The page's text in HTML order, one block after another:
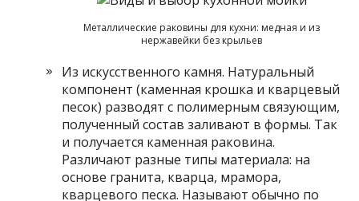
Металлические раковины для кухни: медная и из
нержавейки без крыльев
Из искусственного камня. Натуральный
компонент (каменная крошка и кварцевый
песок) разводят с полимерным связующим,
полученный состав заливают в формы. Так
и получается каменная раковина.
Различают разные типы материала: на
основе гранита, кварца, мрамора,
кварцевого песка. Называют обычно по